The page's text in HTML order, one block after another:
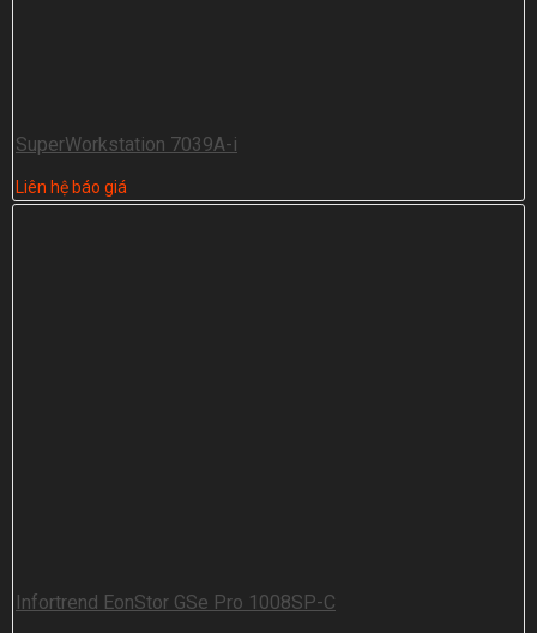
SuperWorkstation 7039A-i
Liên hệ báo giá
Infortrend EonStor GSe Pro 1008SP-C